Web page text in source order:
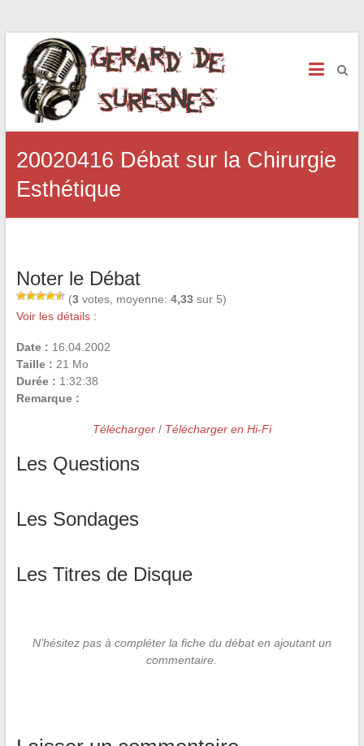
20020416 Débat sur la Chirurgie
Esthétique
Noter le Débat
(3votes, moyenne: 4,33sur 5)
Voir les détails :
Date : 16.04.2002
Taille : 21 Mo
Durée : 1:32:38
Remarque :
Télécharger/ Télécharger en Hi-Fi
Les Questions
Les Sondages
Les Titres de Disque
N’hésitez pas à compléter la fiche du débat en ajoutant un
commentaire.